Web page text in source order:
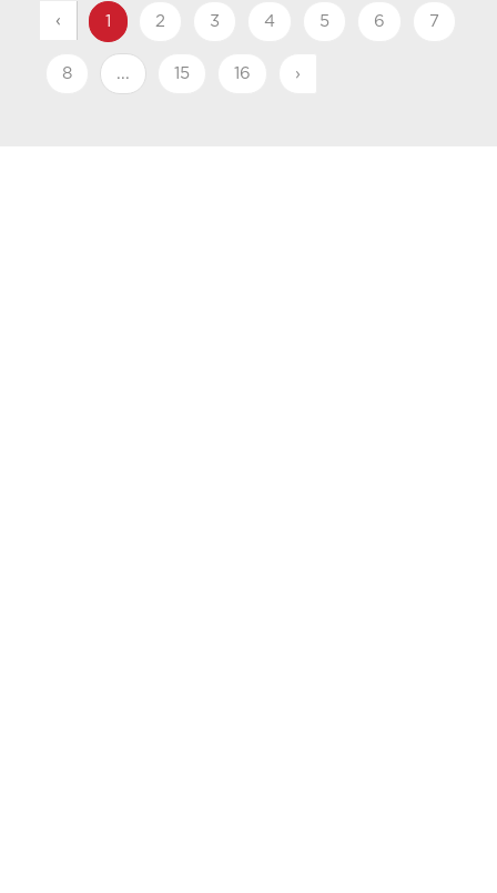
‹ 1 2 3 4 5 6 7
8 ... 15 16 ›